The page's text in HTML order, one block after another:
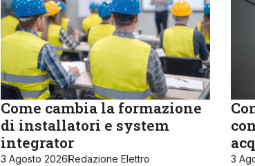
Come cambia la formazione
di installatori e system
integrator
3 Agosto 2026Redazione Elettro 3